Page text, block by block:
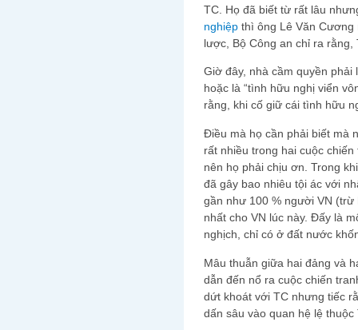
TC. Họ đã biết từ rất lâu
nghiệp thì ông Lê Văn Cương
lược, Bộ Công an chỉ ra
Giờ đây, nhà cầm quyền
hoặc là “tình hữu nghị viển
rằng, khi cố giữ cái tình hữu
Điều mà họ cần phải biết mà
rất nhiều trong hai cuộc
nên họ phải chịu ơn. Trong
đã gây bao nhiêu tội ác với
gần như 100 % người VN
nhất cho VN lúc này. Đấy là
nghịch, chỉ có ở đất nước
Mâu thuẫn giữa hai đảng và
dẫn đến nổ ra cuộc chiến
dứt khoát với TC nhưng tiếc
dấn sâu vào quan hệ lệ thuộc